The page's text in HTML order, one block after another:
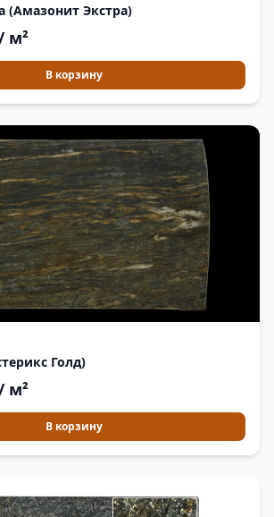
(Амазонит Экстра)
м²
В корзину
Голд)
м²
В корзину